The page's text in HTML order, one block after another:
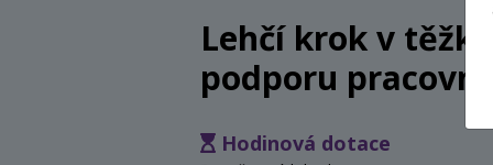
Lehčí krok v
podporu
Hodinová dotace